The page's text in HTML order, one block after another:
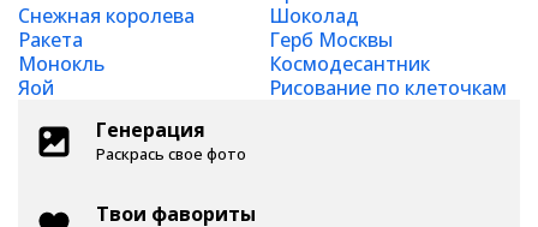
Снежная королева
Шоколад
Ракета
Герб Москвы
Монокль
Космодесантник
Яой
Рисование по клеточкам
Генерация
Раскрась свое фото
Твои фавориты